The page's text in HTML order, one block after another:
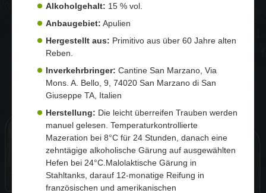
Alkoholgehalt: 15 % vol.
Anbaugebiet: Apulien
Hergestellt aus: Primitivo aus über 60 Jahre alten
Reben.
Inverkehrbringer: Cantine San Marzano, Via
Mons. A. Bello, 9, 74020 San Marzano di San
Giuseppe TA, Italien
Herstellung: Die leicht überreifen Trauben werden
manuel gelesen. Temperaturkontrollierte
Mazeration bei 8°C für 24 Stunden, danach eine
zehntägige alkoholische Gärung auf ausgewählten
Hefen bei 24°C.Malolaktische Gärung in
Stahltanks, darauf 12-monatige Reifung in
französischen und amerikanischen